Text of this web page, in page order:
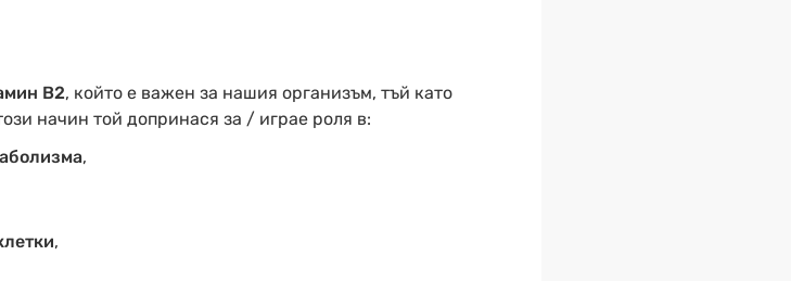
В2, който е важен за нашия организъм, тъй като
начин той допринася за / играе роля в:
,
,